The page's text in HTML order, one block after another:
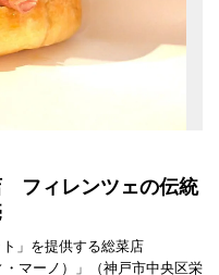
フィレンツェの伝統
」を提供する総菜店
マーノ）」（神戸市中央区栄